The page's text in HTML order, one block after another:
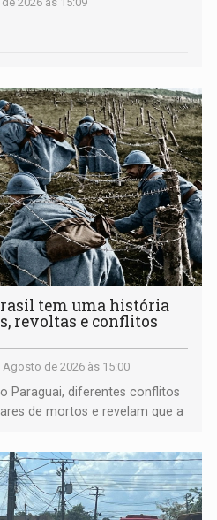
tem uma história
revoltas e conflitos
Agosto de 2026 às 15:00
Paraguai, diferentes conflitos
de mortos e revelam que a